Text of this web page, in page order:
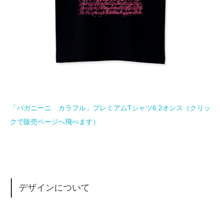
「パガニーニ カラフル」プレミアムTシャツ6.2オンス（クリッ
クで販売ページへ飛べます）
デザインについて